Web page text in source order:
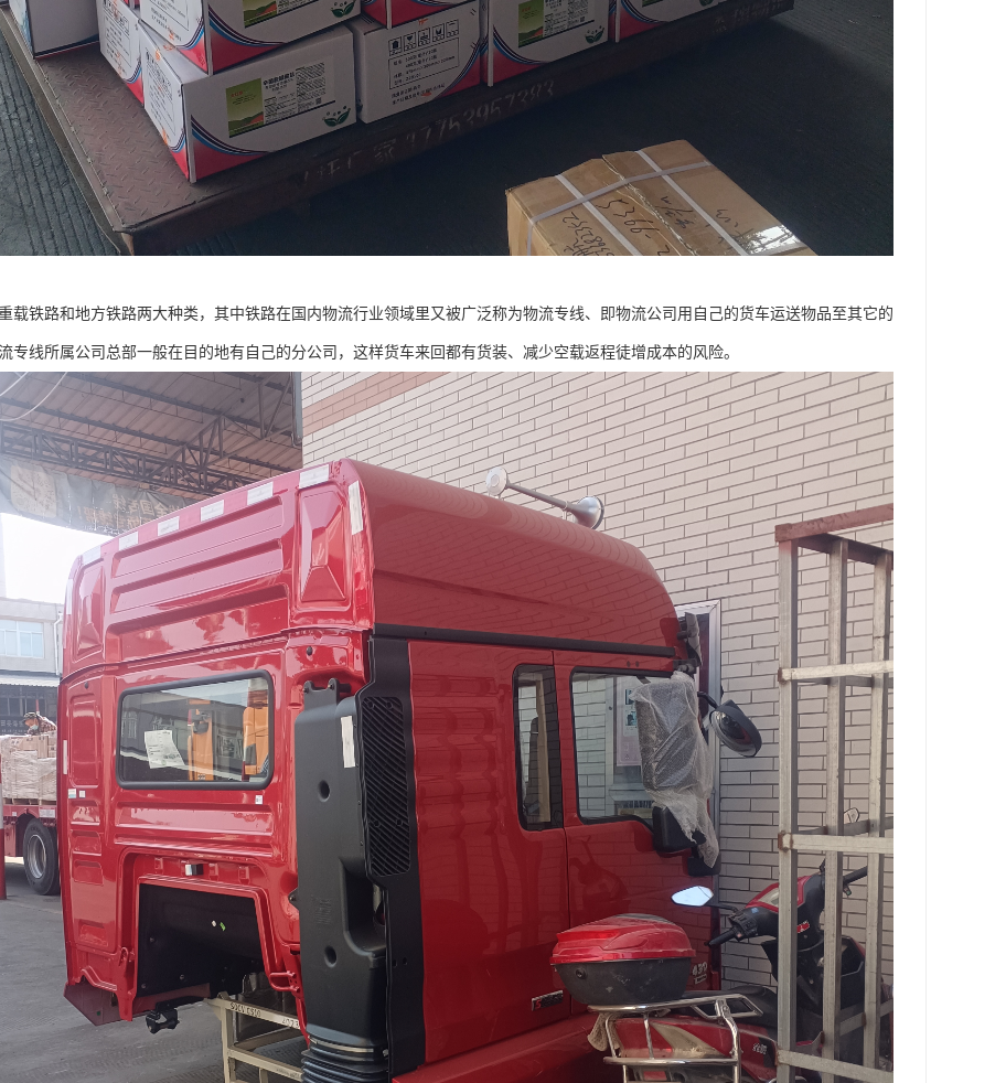
载铁路和地方铁路两大种类，其中铁路在国内物流行业领域里又被广泛称为物流专线、即物流公司用自己的货车运送物品至其它的
专线所属公司总部一般在目的地有自己的分公司，这样货车来回都有货装、减少空载返程徒增成本的风险。